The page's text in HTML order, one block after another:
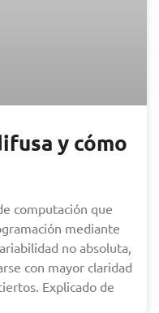
y cómo
computación que
mediante
no absoluta,
con mayor claridad
Explicado de